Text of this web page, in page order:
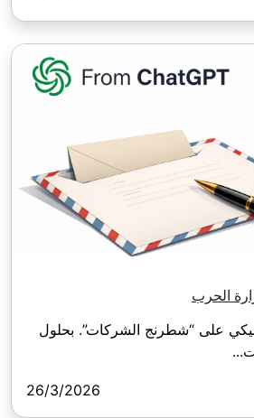
على “شطرنج الشركات”. بحلول
26/3/2026